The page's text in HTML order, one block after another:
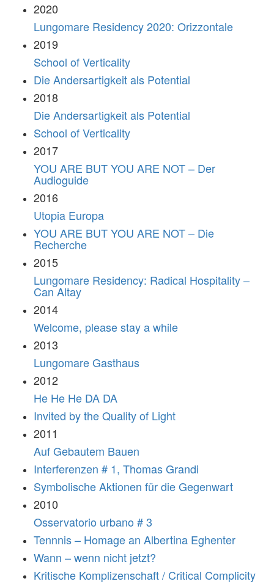
2020
Lungomare Residency 2020: Orizzontale
2019
School of Verticality
Die Andersartigkeit als Potential
2018
Die Andersartigkeit als Potential
School of Verticality
2017
YOU ARE BUT YOU ARE NOT – Der
Audioguide
2016
Utopia Europa
YOU ARE BUT YOU ARE NOT – Die
Recherche
2015
Lungomare Residency: Radical Hospitality –
Can Altay
2014
Welcome, please stay a while
2013
Lungomare Gasthaus
2012
He He He DA DA
Invited by the Quality of Light
2011
Auf Gebautem Bauen
Interferenzen # 1, Thomas Grandi
Symbolische Aktionen für die Gegenwart
2010
Osservatorio urbano # 3
Tennnis – Homage an Albertina Eghenter
Wann – wenn nicht jetzt?
Kritische Komplizenschaft / Critical Complicity